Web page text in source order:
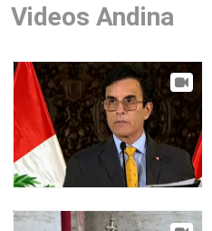
Videos Andina